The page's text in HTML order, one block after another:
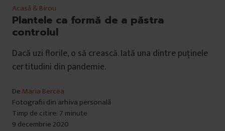
Acasă & Birou
Plantele ca formă de a păstra
controlul
Dacă uzi florile, o să crească. Iată una dintre puținele
certitudini din pandemie.
De Maria Bercea
Fotografii din arhiva personală
Timp de citire: 7 minute
9 decembrie 2020